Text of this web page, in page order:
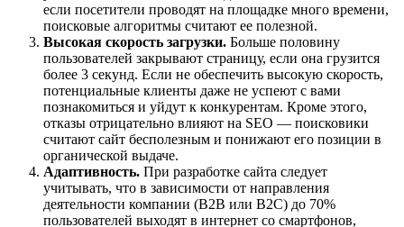
если посетители проводят на площадке много времени,
поисковые алгоритмы считают ее полезной.
Высокая скорость загрузки. Больше половину
пользователей закрывают страницу, если она грузится
более 3 секунд. Если не обеспечить высокую скорость,
потенциальные клиенты даже не успеют с вами
познакомиться и уйдут к конкурентам. Кроме этого,
отказы отрицательно влияют на SEO — поисковики
считают сайт бесполезным и понижают его позиции в
органической выдаче.
Адаптивность. При разработке сайта следует
учитывать, что в зависимости от направления
деятельности компании (В2В или В2С) до 70%
пользователей выходят в интернет со смартфонов,